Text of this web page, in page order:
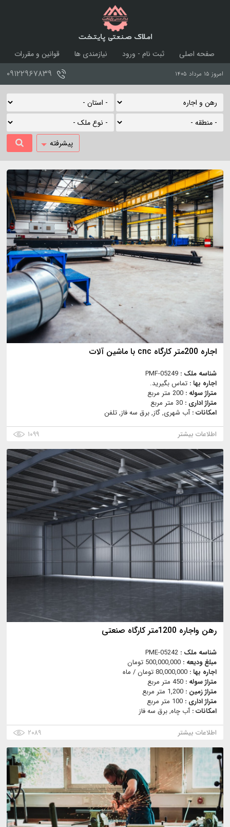
املاک صنعتی پایتخت
صفحه اصلی ثبت نام - ورود نیازمندی ها
قوانین و مقررات
امروز ۱۵ مرداد ۱۴۰۵ ۰۹۱۲۲۹۶۷۸۳۹
پیشرفته
اجاره 200متر کارگاه cnc با ماشین آلات
شناسه ملک : PMF-05249
اجاره بها : تماس بگیرید.
متراژ سوله : 200 متر مربع
متراژ اداری : 30 متر مربع
امکانات :آب شهری, گاز, برق سه فاز, تلفن
اطلاعات بیشتر
۱۰۹۹
رهن واجاره 1200متر کارگاه صنعتی
شناسه ملک : PME-05242
مبلغ ودیعه : 500,000,000 تومان
اجاره بها : 80,000,000 تومان / ماه
متراژ سوله : 450 متر مربع
متراژ زمین : 1,200 متر مربع
متراژ اداری : 100 متر مربع
امکانات :آب چاه, برق سه فاز
اطلاعات بیشتر
۲۰۸۹